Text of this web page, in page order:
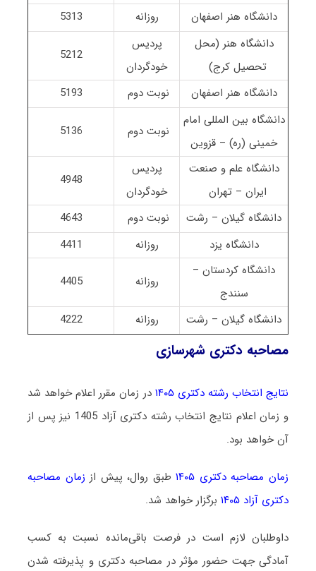
دانشگاه هنر اصفهان روزانه
5313
دانشگاه هنر (محل
تحصیل کرج)
پردیس
خودگردان
5212
دانشگاه هنر اصفهان نوبت دوم
5193
دانشگاه بین المللی امام
خمینی (ره) – قزوین
نوبت دوم 5136
دانشگاه علم و صنعت
ایران – تهران
پردیس
خودگردان
4948
دانشگاه گیلان – رشت نوبت دوم
4643
دانشگاه یزد
روزانه
4411
دانشگاه کردستان –
سنندج
روزانه 4405
دانشگاه گیلان – رشت روزانه 4222
مصاحبه دکتری شهرسازی
نتایج انتخاب رشته دکتری ۱۴۰۵
در زمان مقرر اعلام خواهد شد
و زمان اعلام نتایج انتخاب رشته دکتری آزاد 1405 نیز پس از
آن خواهد بود.
زمان مصاحبه دکتری ۱۴۰۵ طبق روال، پیش از زمان مصاحبه
دکتری آزاد ۱۴۰۵
برگزار خواهد شد.
داوطلبان لازم است در فرصت باقی‌مانده نسبت به کسب
آمادگی جهت حضور مؤثر در مصاحبه دکتری و پذیرفته شدن